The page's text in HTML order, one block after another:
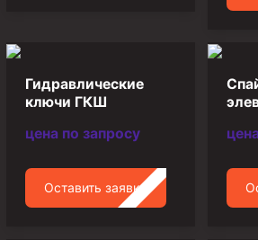
Оборудование для трубопроводов
Буровые насосы
Элеваторы трубные
Гидравлические
ключи ГКШ
цена по запросу
Оставить заявку